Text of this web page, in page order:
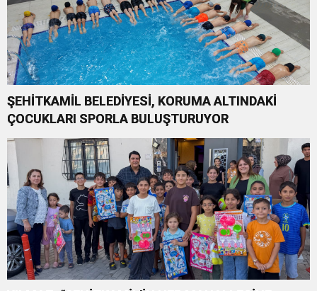
ŞEHİTKAMİL BELEDİYESİ, KORUMA ALTINDAKİ
ÇOCUKLARI SPORLA BULUŞTURUYOR